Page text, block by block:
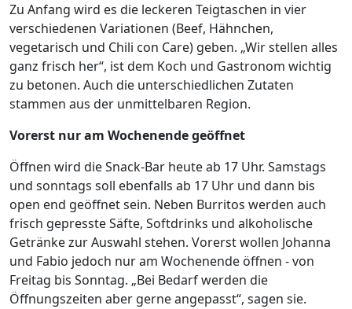
Zu Anfang wird es die leckeren Teigtaschen in vier
verschiedenen Variationen (Beef, Hähnchen,
vegetarisch und Chili con Care) geben. „Wir stellen alles
ganz frisch her“, ist dem Koch und Gastronom wichtig
zu betonen. Auch die unterschiedlichen Zutaten
stammen aus der unmittelbaren Region.
Vorerst nur am Wochenende geöffnet
Öffnen wird die Snack-Bar heute ab 17 Uhr. Samstags
und sonntags soll ebenfalls ab 17 Uhr und dann bis
open end geöffnet sein. Neben Burritos werden auch
frisch gepresste Säfte, Softdrinks und alkoholische
Getränke zur Auswahl stehen. Vorerst wollen Johanna
und Fabio jedoch nur am Wochenende öffnen - von
Freitag bis Sonntag. „Bei Bedarf werden die
Öffnungszeiten aber gerne angepasst“, sagen sie.